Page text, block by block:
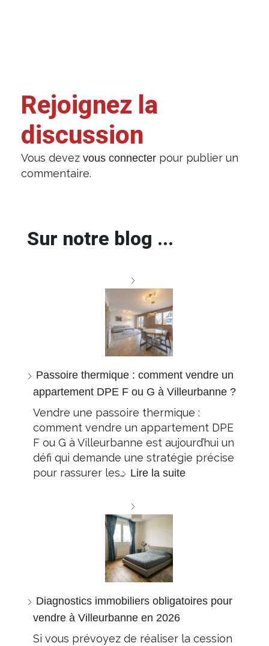
Rejoignez la
discussion
Vous devez vous connecter pour publier un
commentaire.
Sur notre blog ...
Passoire thermique : comment vendre un
appartement DPE F ou G à Villeurbanne ?
Vendre une passoire thermique :
comment vendre un appartement DPE
F ou G à Villeurbanne est aujourd’hui un
défi qui demande une stratégie précise
pour rassurer les… Lire la suite
Diagnostics immobiliers obligatoires pour
vendre à Villeurbanne en 2026
Si vous prévoyez de réaliser la cession